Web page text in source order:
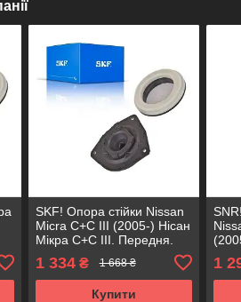
SKF! Опора стійки Nissan
Micra C+C III (2005-) Нісан
Мікра С+С III. Передня.
KB655.26 , VKDA35631
1 334₴ 1 668 ₴
Купити
,1